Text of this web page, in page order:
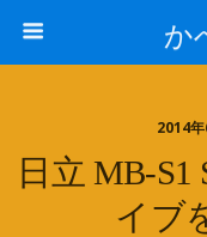
か
2014
日立 MB-S1
イブ